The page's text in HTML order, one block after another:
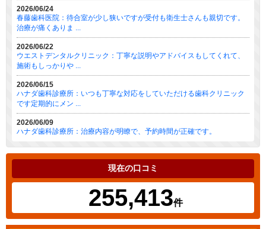
2026/06/24
春藤歯科医院：待合室が少し狭いですが受付も衛生士さんも親切です。
治療が痛くありま ...
2026/06/22
ウエストデンタルクリニック：丁寧な説明やアドバイスもしてくれて、
施術もしっかりや ...
2026/06/15
ハナダ歯科診療所：いつも丁寧な対応をしていただける歯科クリニック
です定期的にメン ...
2026/06/09
ハナダ歯科診療所：治療内容が明瞭で、予約時間が正確です。
現在の口コミ
255,413件